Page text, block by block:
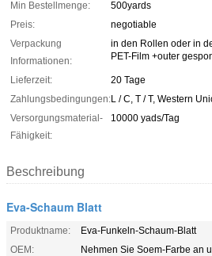
Min Bestellmenge:
500yards
Preis:
negotiable
Verpackung
Informationen:
in den Rollen oder in
PET-Film +outer
Lieferzeit:
20 Tage
Zahlungsbedingungen:L / C, T / T, Western
Versorgungsmaterial-
Fähigkeit:
10000 yads/Tag
Beschreibung
Eva-Schaum Blatt
Produktname:
Eva-Funkeln-Schaum-Blatt
OEM:
Nehmen Sie Soem-Farbe an